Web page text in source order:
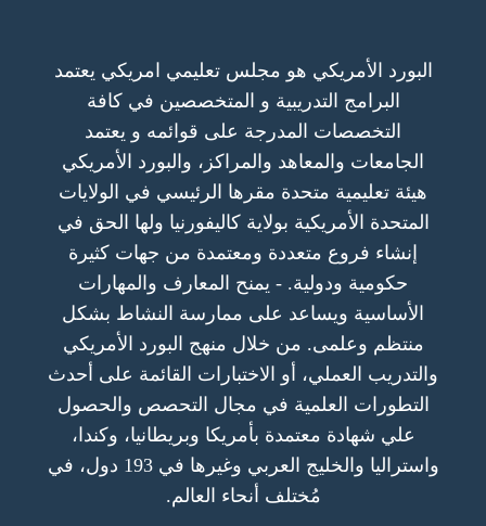
البورد الأمريكي هو مجلس تعليمي امريكي يعتمد
البرامج التدريبية و المتخصصين في كافة
التخصصات المدرجة على قوائمه و يعتمد
الجامعات والمعاهد والمراكز، والبورد الأمريكي
هيئة تعليمية متحدة مقرها الرئيسي في الولايات
المتحدة الأمريكية بولاية كاليفورنيا ولها الحق في
إنشاء فروع متعددة ومعتمدة من جهات كثيرة
حكومية ودولية. - يمنح المعارف والمهارات
الأساسية ويساعد على ممارسة النشاط بشكل
منتظم وعلمى. من خلال منهج البورد الأمريكي
والتدريب العملي، أو الاختبارات القائمة على أحدث
التطورات العلمية في مجال التحصص والحصول
علي شهادة معتمدة بأمريكا وبريطانيا، وكندا،
واستراليا والخليج العربي وغيرها في 193 دول، في
مُختلف أنحاء العالم.